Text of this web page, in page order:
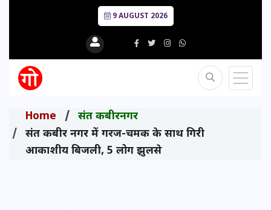
9 AUGUST 2026
Home
संत कबीरनगर
संत कबीर नगर में गरज-चमक के साथ गिरी
आकाशीय बिजली, 5 लोग झुलसे